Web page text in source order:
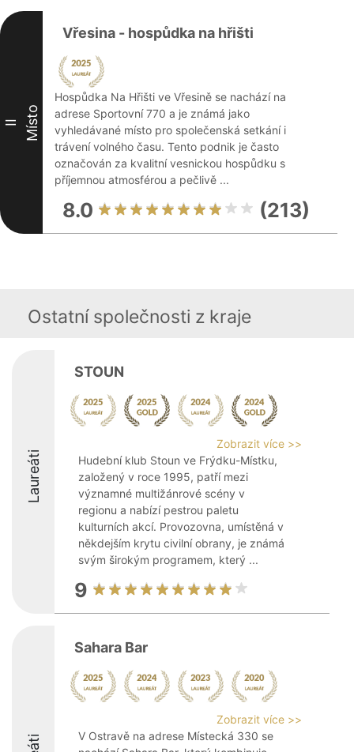
II Místo
Vřesina - hospůdka na hřišti
Hospůdka Na Hřišti ve Vřesině se nachází na
adrese Sportovní 770 a je známá jako
vyhledávané místo pro společenská setkání i
trávení volného času. Tento podnik je často
označován za kvalitní vesnickou hospůdku s
příjemnou atmosférou a pečlivě ...
8.0 (213)
Ostatní společnosti z kraje
Laureáti
STOUN
Zobrazit více >>
Hudební klub Stoun ve Frýdku-Místku,
založený v roce 1995, patří mezi
významné multižánrové scény v
regionu a nabízí pestrou paletu
kulturních akcí. Provozovna, umístěná v
někdejším krytu civilní obrany, je známá
svým širokým programem, který ...
9
Sahara Bar
Zobrazit více >>
V Ostravě na adrese Místecká 330 se